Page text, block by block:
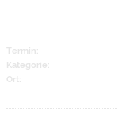
Termin:
Kategorie:
Ort: